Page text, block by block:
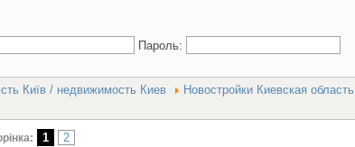
Пароль:
Київ / недвижимость Киев Новостройки Киевская область
1 2